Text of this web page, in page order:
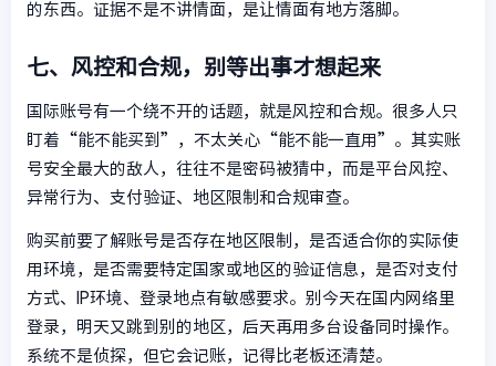
的东西。证据不是不讲情面，是让情面有地方落脚。
七、风控和合规，别等出事才想起来
国际账号有一个绕不开的话题，就是风控和合规。很多人只
盯着“能不能买到”，不太关心“能不能一直用”。其实账
号安全最大的敌人，往往不是密码被猜中，而是平台风控、
异常行为、支付验证、地区限制和合规审查。
购买前要了解账号是否存在地区限制，是否适合你的实际使
用环境，是否需要特定国家或地区的验证信息，是否对支付
方式、IP环境、登录地点有敏感要求。别今天在国内网络里
登录，明天又跳到别的地区，后天再用多台设备同时操作。
系统不是侦探，但它会记账，记得比老板还清楚。